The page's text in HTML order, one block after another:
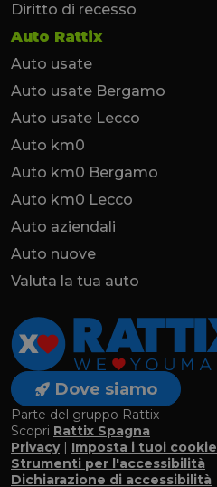
Diritto di recesso
Auto Rattix
Auto usate
Auto usate Bergamo
Auto usate Lecco
Auto km0
Auto km0 Bergamo
Auto km0 Lecco
Auto aziendali
Auto nuove
Valuta la tua auto
Dove siamo
Parte del gruppo Rattix
Scopri Rattix Spagna
Privacy| Imposta i tuoi cookie
Strumenti per l'accessibilità
Dichiarazione di accessibilità